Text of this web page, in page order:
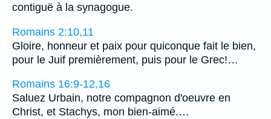
contiguë à la synagogue.
Romains 2:10,11
Gloire, honneur et paix pour quiconque fait le bien,
pour le Juif premièrement, puis pour le Grec!…
Romains 16:9-12,16
Saluez Urbain, notre compagnon d'oeuvre en
Christ, et Stachys, mon bien-aimé.…